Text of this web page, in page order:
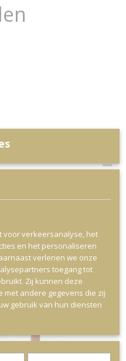
voor verkeersanalyse, het
en het personaliseren
verlenen we onze
toegang tot
Zij kunnen deze
met andere gegevens die zij
gebruik van hun diensten